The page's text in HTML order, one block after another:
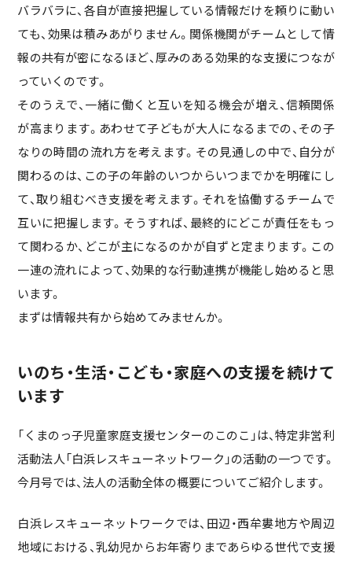
バラバラに、各自が直接把握している情報だけを頼りに動い
ても、効果は積みあがりません。関係機関がチームとして情
報の共有が密になるほど、厚みのある効果的な支援につなが
っていくのです。
そのうえで、一緒に働くと互いを知る機会が増え、信頼関係
が高まります。あわせて子どもが大人になるまでの、その子
なりの時間の流れ方を考えます。その見通しの中で、自分が
関わるのは、この子の年齢のいつからいつまでかを明確にし
て、取り組むべき支援を考えます。それを協働するチームで
互いに把握します。そうすれば、最終的にどこが責任をもっ
て関わるか、どこが主になるのかが自ずと定まります。この
一連の流れによって、効果的な行動連携が機能し始めると思
います。
まずは情報共有から始めてみませんか。
いのち・生活・こども・家庭への支援を続けて
います
「くまのっ子児童家庭支援センターのこのこ」は、特定非営利
活動法人「白浜レスキューネットワーク」の活動の一つです。
今月号では、法人の活動全体の概要についてご紹介します。
白浜レスキューネットワークでは、田辺・西牟婁地方や周辺
地域における、乳幼児からお年寄りまであらゆる世代で支援